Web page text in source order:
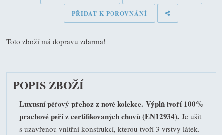
PŘIDAT K POROVNÁNÍ
Toto zboží má dopravu zdarma!
POPIS ZBOŽÍ
Luxusní péřový přehoz z nové kolekce. Výplň tvoří 100%
prachové peří z certifikovaných chovů (EN12934). Je ušit
s uzavřenou vnitřní konstrukcí, kterou tvoří 3 vrstvy látek.